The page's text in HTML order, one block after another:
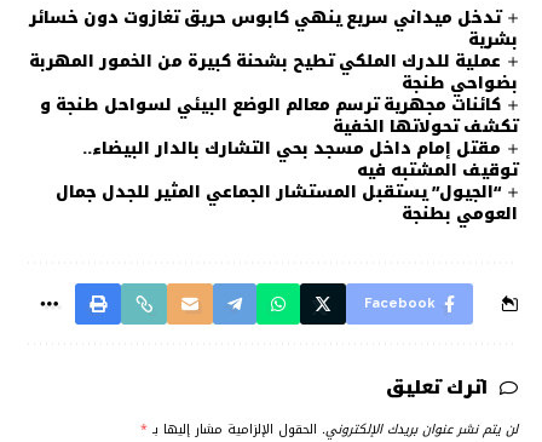
تدخل ميداني سريع ينهي كابوس حريق تغازوت دون خسائر
بشرية
عملية للدرك الملكي تطيح بشحنة كبيرة من الخمور المهربة
بضواحي طنجة
كائنات مجهرية ترسم معالم الوضع البيئي لسواحل طنجة و
تكشف تحولاتها الخفية
مقتل إمام داخل مسجد بحي التشارك بالدار البيضاء..
توقيف المشتبه فيه
“الجيول” يستقبل المستشار الجماعي المثير للجدل جمال
العومي بطنجة
Facebook
اترك تعليق
لن يتم نشر عنوان بريدك الإلكتروني. الحقول الإلزامية مشار إليها بـ *